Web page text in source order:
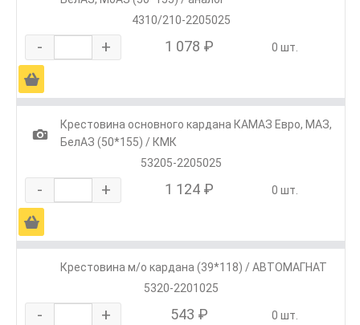
4310/210-2205025
- + 1 078 ₽ 0 шт.
Ä
1
Крестовина основного кардана КАМАЗ Евро, МАЗ,
БелАЗ (50*155) / КМК
53205-2205025
- + 1 124 ₽ 0 шт.
Ä
Крестовина м/о кардана (39*118) / АВТОМАГНАТ
5320-2201025
- + 543 ₽ 0 шт.